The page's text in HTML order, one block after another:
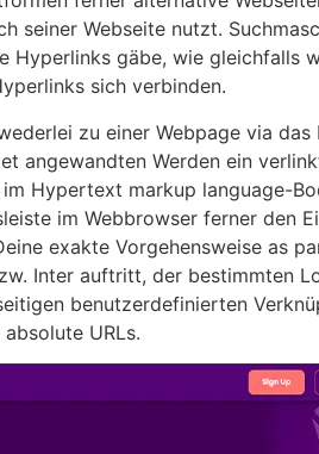
seiner Webseite nutzt.
gäbe, wie gleichfalls
sich verbinden.
zu einer Webpage via
angewandten Werden ein
Hypertext markup language-
im Webbrowser ferner den
exakte Vorgehensweise as
Inter auftritt, der bestimmten
benutzerdefinierten
URLs.